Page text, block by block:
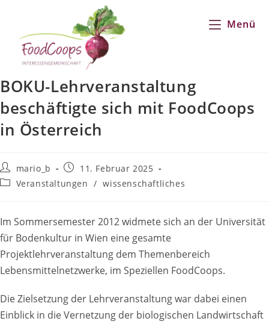
springen
Menü
BOKU-Lehrveranstaltung
beschäftigte sich mit FoodCoops
in Österreich
Beitrags-
Autor:
mario_b
Beitrag
veröffentlicht:
11. Februar 2025
Beitrags-
Veranstaltungen / wissenschaftliches
Im Sommersemester 2012 widmete sich an der Universität
für Bodenkultur in Wien eine gesamte
Projektlehrveranstaltung dem Themenbereich
Lebensmittelnetzwerke, im Speziellen FoodCoops.
Die Zielsetzung der Lehrveranstaltung war dabei einen
Einblick in die Vernetzung der biologischen Landwirtschaft